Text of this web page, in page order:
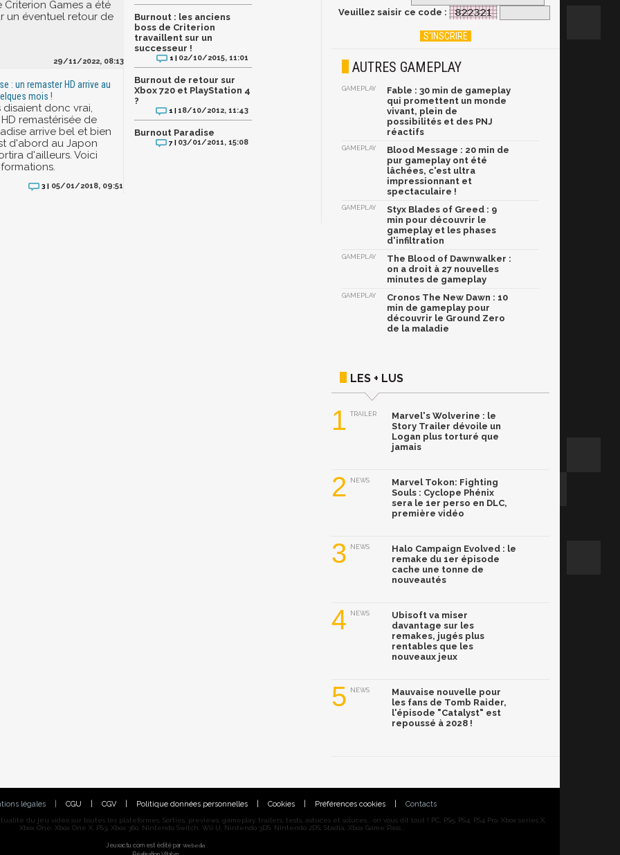
Criterion Games a été
un éventuel retour de
29/11/2022, 08:13
: un remaster HD arrive au
mois !
disaient donc vrai,
remastérisée de
arrive bel et bien
d'abord au Japon
d'ailleurs. Voici
3 | 05/01/2018, 09:51
Burnout : les anciens
boss de Criterion
travaillent sur un
successeur !
1 | 02/10/2015, 11:01
Burnout de retour sur
Xbox 720 et PlayStation 4
?
1 |18/10/2012, 11:43
Burnout Paradise
7 | 03/01/2011, 15:08
Veuillez saisir ce code :
AUTRES GAMEPLAY
GAMEPLAY
Fable : 30 min de gameplay
qui promettent un monde
vivant, plein de
possibilités et des PNJ
réactifs
GAMEPLAY
Blood Message : 20 min de
pur gameplay ont été
lâchées, c'est ultra
impressionnant et
spectaculaire !
GAMEPLAY
Styx Blades of Greed : 9
min pour découvrir le
gameplay et les phases
d'infiltration
GAMEPLAY
The Blood of Dawnwalker :
on a droit à 27 nouvelles
minutes de gameplay
GAMEPLAY
Cronos The New Dawn : 10
min de gameplay pour
découvrir le Ground Zero
de la maladie
LES + LUS
1 TRAILER
Marvel's Wolverine : le
Story Trailer dévoile un
Logan plus torturé que
jamais
2 NEWS
Marvel Tokon: Fighting
Souls : Cyclope Phénix
sera le 1er perso en DLC,
première vidéo
3 NEWS
Halo Campaign Evolved : le
remake du 1er épisode
cache une tonne de
nouveautés
4 NEWS
Ubisoft va miser
davantage sur les
remakes, jugés plus
rentables que les
nouveaux jeux
5 NEWS
Mauvaise nouvelle pour
les fans de Tomb Raider,
l'épisode "Catalyst" est
repoussé à 2028 !
légales CGU CGV Politique données personnelles Cookies Préférences cookies Contacts
du jeu vidéo sur toutes les plateformes. Sorties, previews, gameplay, trailers, tests, astuces et soluces... on vous dit tout ! PC, PS5, PS4, PS4 Pro, Xbox series X,
Xbox One, Xbox One X, PS3, Xbox 360, Nintendo Switch, Wii U, Nintendo 3DS, Nintendo 2DS, Stadia, Xbox Game Pass...
Jeuxactu.com est édité par Webedia